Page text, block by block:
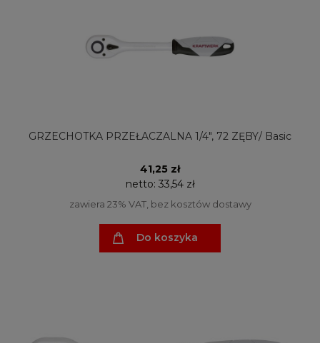
GRZECHOTKA PRZEŁACZALNA 1/4", 72 ZĘBY/ Basic
41,25 zł
netto: 33,54 zł
zawiera 23% VAT, bez kosztów dostawy
Do koszyka